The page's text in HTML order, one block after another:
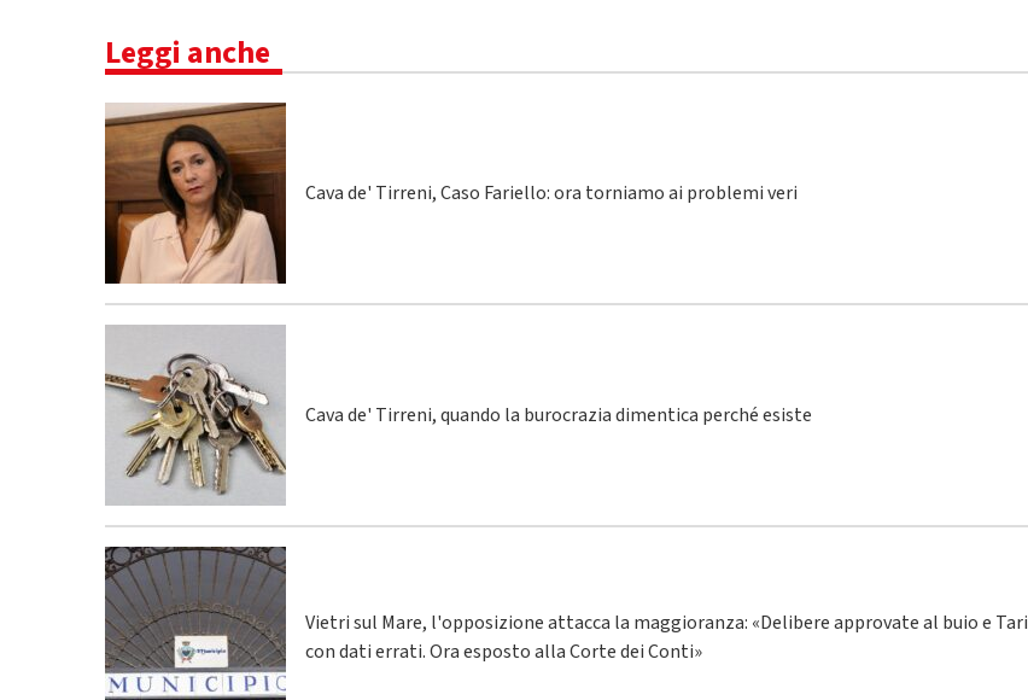
Leggi anche
Cava de' Tirreni, Caso Fariello: ora torniamo ai problemi veri
Cava de' Tirreni, quando la burocrazia dimentica perché esiste
Vietri sul Mare, l'opposizione attacca la maggioranza: «Delibere approvate al buio e Tari
con dati errati. Ora esposto alla Corte dei Conti»